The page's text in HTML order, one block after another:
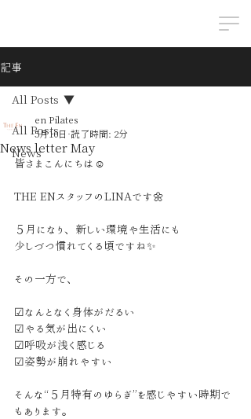
記事
All Posts
News
All Posts
News letter May
en Pilates
5月10日 読了時間: 2分
皆さまこんにちは☺
THE ENスタッフのLINAです🌼
５月になり、新しい環境や生活にも
少しづつ慣れてくる頃ですね✨
その一方で、
☑なんとなく身体がだるい
☑やる気が出にくい
☑呼吸が浅く感じる
☑姿勢が崩れやすい
そんな“５月特有のゆらぎ”を感じやすい時期で
もあります。